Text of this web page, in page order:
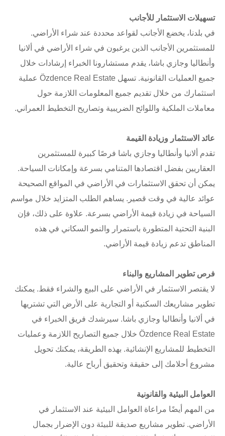
تسهيلات الاستثمار للأجانب
في بلدنا، يخضع الأجانب لقواعد محددة عند شراء الأراضي.
للمستثمرين الأجانب الذين يرغبون في شراء الأراضي في ألانيا
وأنطاليا وجازي باشا، يقدم مستشارونا الخبراء إرشادات خلال
جميع العمليات القانونية. تسهل Özdence Real Estate عملية
استثمارك من خلال تقديم جميع المعلومات اللازمة حول
معاملات الملكية واللوائح الضريبية وتصاريح التخطيط العمراني.
عائد الاستثمار وزيادة القيمة
تقدم ألانيا وأنطاليا وجازي باشا فرصًا كبيرة للمستثمرين
العقاريين بفضل اقتصادها المتنامي بسرعة وإمكانات السياحة.
يمكن أن تحقق الاستثمارات في الأراضي في المواقع الصحيحة
عوائد عالية في وقت قصير. يساهم الطلب المتزايد خلال مواسم
السياحة في زيادة قيمة الأراضي بسرعة. علاوة على ذلك، فإن
البنية التحتية المتطورة باستمرار والنمو السكاني في هذه
المناطق تدعم زيادة قيمة الأراضي.
فرص تطوير المشاريع والبناء
لا يقتصر الاستثمار في الأراضي على البيع والشراء فقط. يمكنك
تطوير مشاريعك السكنية أو التجارية على الأرض التي تشتريها
في ألانيا وأنطاليا وجازي باشا. سيرشدك فريق الخبراء في
Özdence Real Estate خلال جميع التصاريح اللازمة وعمليات
التخطيط للمشاريع الإنشائية. بهذه الطريقة، يمكنك تحويل
مشروع أحلامك إلى حقيقة وتحقيق أرباح عالية.
العوامل البيئية والقانونية
من المهم أيضًا مراعاة العوامل البيئية عند الاستثمار في
الأراضي. تطوير مشاريع صديقة للبيئة دون الإضرار بجمال